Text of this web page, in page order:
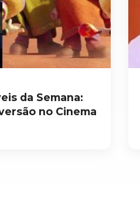
da Semana:
no Cinema